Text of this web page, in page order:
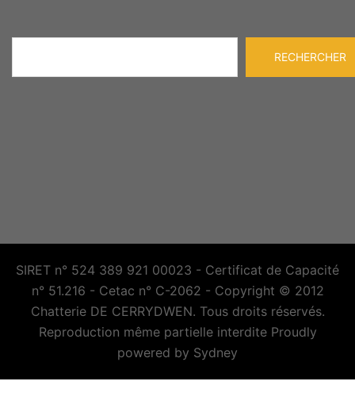
RECHERCHER
SIRET n° 524 389 921 00023 - Certificat de Capacité
n° 51.216 - Cetac n° C-2062 - Copyright © 2012
Chatterie DE CERRYDWEN. Tous droits réservés.
Reproduction même partielle interdite Proudly
powered by Sydney